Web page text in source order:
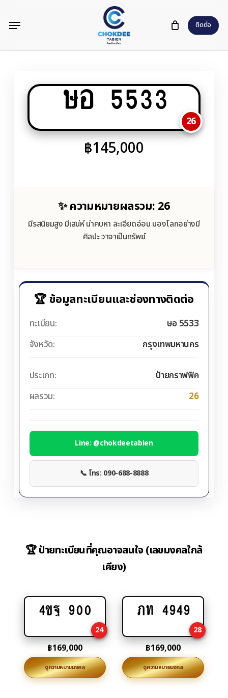
content
ติดต่อ
Menu
ษอ 5533
26
฿145,000
✨ ความหมายผลรวม: 26
มีรสนิยมสูง มีเสน่ห์ น่าคบหา ละเอียดอ่อน มองโลกอย่างมี
ศิลปะ วาจาเป็นทรัพย์
🏆 ข้อมูลทะเบียนและช่องทางติดต่อ
ทะเบียน:
ษอ 5533
จังหวัด:
กรุงเทพมหานคร
ประเภท:
ป้ายกราฟฟิค
ผลรวม:
26
Line: @chokdeetabien
📞 โทร: 090-688-8888
🏆 ป้ายทะเบียนที่คุณอาจสนใจ (เลขมงคลใกล้
เคียง)
Add
cart
4ขฐ 900
24
฿169,000
ดูความหมายมงคล
Add
cart
ภท 4949
28
฿169,000
ดูความหมายมงคล